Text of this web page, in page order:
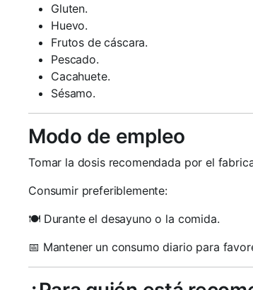
Gluten.
Huevo.
Frutos de cáscara.
Pescado.
Cacahuete.
Sésamo.
Modo de empleo
Tomar la dosis recomendada por el
Consumir preferiblemente:
🍽️ Durante el desayuno o la comida.
📅 Mantener un consumo diario para